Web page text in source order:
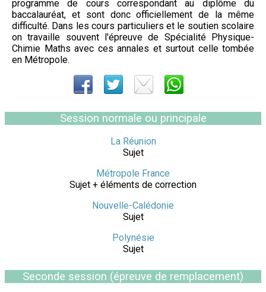
programme de cours correspondant au diplôme du
baccalauréat, et sont donc officiellement de la même
difficulté. Dans les cours particuliers et le soutien scolaire
on travaille souvent l'épreuve de Spécialité Physique-
Chimie Maths avec ces annales et surtout celle tombée
en Métropole.
Session normale ou principale
La Réunion
Sujet
Métropole France
Sujet + éléments de correction
Nouvelle-Calédonie
Sujet
Polynésie
Sujet
Seconde session (épreuve de remplacement)